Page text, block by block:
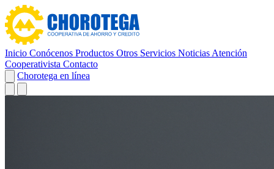
Inicio Conócenos Productos Otros Servicios Noticias Atención
Cooperativista Contacto
Chorotega en línea